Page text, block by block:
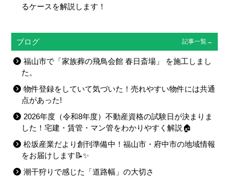
るケースを解説します！
ブログ 記事一覧→
福山市で「家族葬の飛鳥会館 春日斎場」 を施工しまし
た。
物件登録をしていて気づいた！売れやすい物件には共通
点があった!
2026年度（令和8年度）不動産資格の試験日が決まりま
した！宅建・賃管・マン管をわかりやすく解説🏠
松坂産業だより創刊準備中！福山市・府中市の地域情報
をお届けします📝✨
潮干狩りで感じた「道路幅」の大切さ